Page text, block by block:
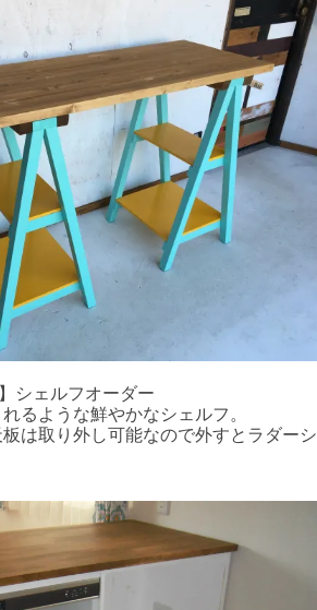
シェルフオーダー
るような鮮やかなシェルフ。
は取り外し可能なので外すとラダーシ